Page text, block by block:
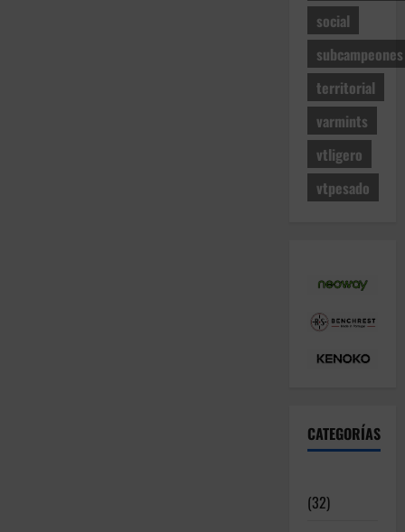
social
subcampeones
territorial
varmints
vtligero
vtpesado
CATEGORÍAS
(32)